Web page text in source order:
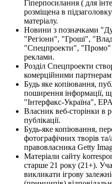
Гіперпосилання ( для
розміщена в
матеріалу.
Новини з позначками
"Регіони", "Гроші",
"Спецпроекти", "Промо"
реклами.
Розділ Спецпроекти
комерційними
Будь яке копіювання,
поширення інформації,
"Інтерфакс-Україна",
Власник веб-сторінки в
публікації.
Будь-яке копіювання,
фотографічних творів та/
правовласника Getty
Матеріали сайту
старше 21 року (21+).
викликати ігрову